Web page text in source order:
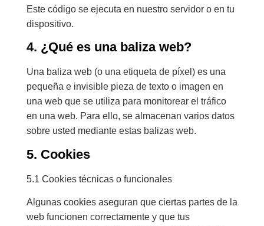
Este código se ejecuta en nuestro servidor o en tu
dispositivo.
4. ¿Qué es una baliza web?
Una baliza web (o una etiqueta de píxel) es una
pequeña e invisible pieza de texto o imagen en
una web que se utiliza para monitorear el tráfico
en una web. Para ello, se almacenan varios datos
sobre usted mediante estas balizas web.
5. Cookies
5.1 Cookies técnicas o funcionales
Algunas cookies aseguran que ciertas partes de la
web funcionen correctamente y que tus